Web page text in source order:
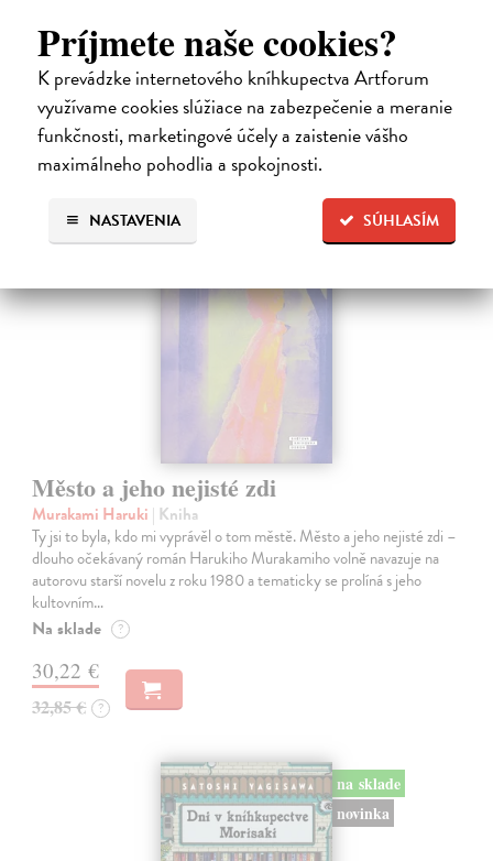
Príjmete naše cookies?
K prevádzke internetového kníhkupectva Artforum
využívame cookies slúžiace na zabezpečenie a meranie
funkčnosti, marketingové účely a zaistenie vášho
maximálneho pohodlia a spokojnosti.
SÚHLASÍM
NASTAVENIA
zamysleniu sa nad veľkými témami, ako sú identita, sloboda, čas či…
Na sklade
12,30 €
12,95 € ?
na sklade
novinka
Město a jeho nejisté zdi
Murakami Haruki | Kniha
Ty jsi to byla, kdo mi vyprávěl o tom městě. Město a jeho nejisté zdi –
dlouho očekávaný román Harukiho Murakamiho volně navazuje na
autorovu starší novelu z roku 1980 a tematicky se prolíná s jeho
kultovním…
Na sklade ?
30,22 €
32,85 € ?
na sklade
novinka